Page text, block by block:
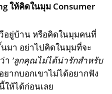
ให้คิดในมุม Consumer
อยู่บ้าน หรือคิดในมุมคนที่
มา อย่าไปคิดในมุมที่จะ
า ‘ลูกคุณไม่ได้น่ารักสำหรับ
ยากบอกเขาไม่ได้อยากฟัง
ให้ได้ก่อนเลย